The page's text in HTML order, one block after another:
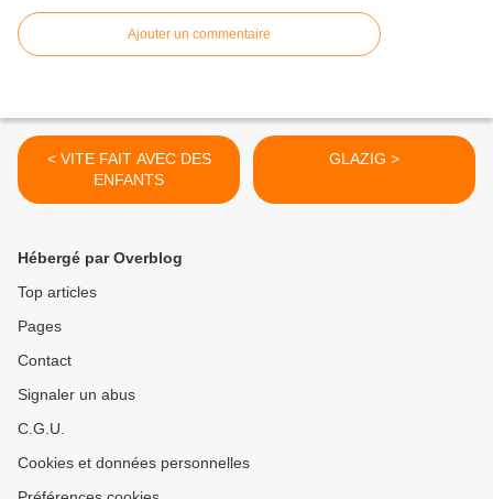
Ajouter un commentaire
< VITE FAIT AVEC DES
ENFANTS
GLAZIG >
Hébergé par Overblog
Top articles
Pages
Contact
Signaler un abus
C.G.U.
Cookies et données personnelles